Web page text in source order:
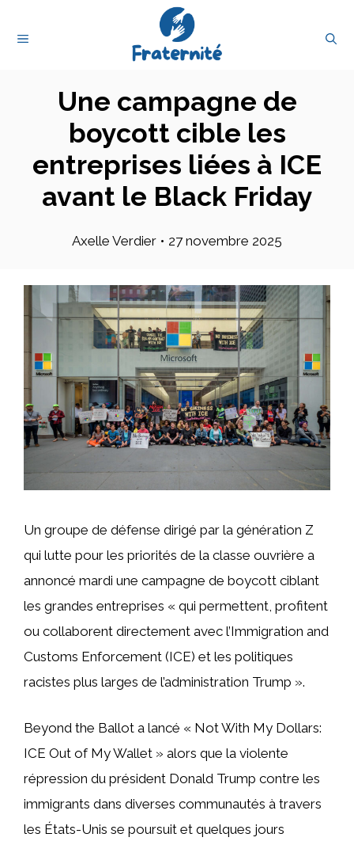
MENU
Une campagne de
boycott cible les
entreprises liées à ICE
avant le Black Friday
Axelle Verdier • 27 novembre 2025
Un groupe de défense dirigé par la génération Z
qui lutte pour les priorités de la classe ouvrière a
annoncé mardi une campagne de boycott ciblant
les grandes entreprises « qui permettent, profitent
ou collaborent directement avec l’Immigration and
Customs Enforcement (ICE) et les politiques
racistes plus larges de l’administration Trump ».
Beyond the Ballot a lancé « Not With My Dollars:
ICE Out of My Wallet » alors que la violente
répression du président Donald Trump contre les
immigrants dans diverses communautés à travers
les États-Unis se poursuit et quelques jours